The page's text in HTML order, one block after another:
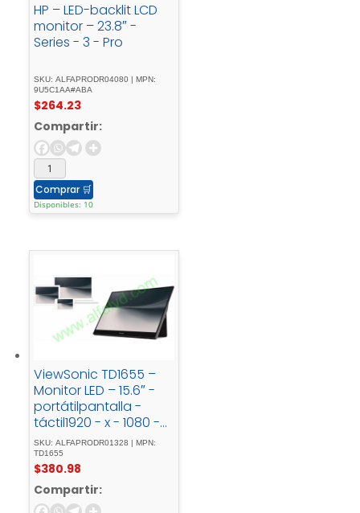
HP – LED-backlit LCD
monitor – 23.8″ -
Series - 3 - Pro
SKU: ALFAPRODR04080 | MPN:
9U5C1AA#ABA
$264.23
Compartir:
Comprar 🛒
Disponibles: 10
ViewSonic TD1655 –
Monitor LED – 15.6″ -
portátilpantalla -
táctil1920 - x - 1080 -
Full - HD -
(1080p)TN250 -
cd/m²800:114 -
msHDMI, - 2xUSB-
Caltavoces
SKU: ALFAPRODR01328 | MPN:
TD1655
$380.98
Compartir: